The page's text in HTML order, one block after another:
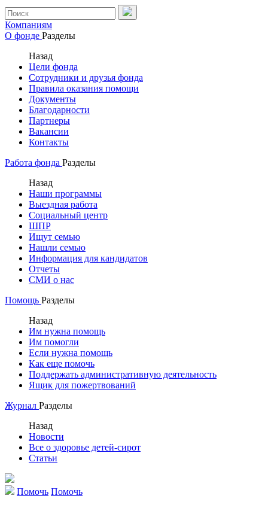
Компаниям
О фонде Разделы
Назад
Цели фонда
Сотрудники и друзья фонда
Правила оказания помощи
Документы
Благодарности
Партнеры
Вакансии
Контакты
Работа фонда Разделы
Назад
Наши программы
Выездная работа
Социальный центр
ШПР
Ищут семью
Нашли семью
Информация для кандидатов
Отчеты
СМИ о нас
Помощь Разделы
Назад
Им нужна помощь
Им помогли
Если нужна помощь
Как еще помочь
Поддержать административную деятельность
Ящик для пожертвований
Журнал Разделы
Назад
Новости
Все о здоровье детей-сирот
Статьи
Помочь Помочь